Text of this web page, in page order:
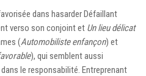
dans hasarder Défaillant
verso son conjoint et Un lieu délicat
(Automobiliste enfançon) et
), qui semblent aussi
le responsabilité. Entreprenant